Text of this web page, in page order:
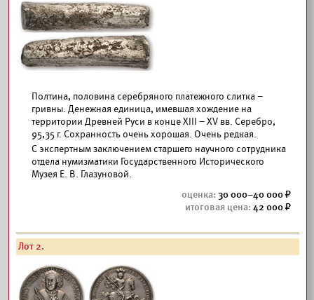
Полтина, половина серебряного платежного слитка –
гривны. Денежная единица, имевшая хождение на
территории Древней Руси в конце XIII – XV вв. Серебро,
95,35 г. Сохранность очень хорошая. Очень редкая.
С экспертным заключением старшего научного сотрудника
отдела нумизматики Государственного Исторического
Музея Е. В. Глазуновой.
30 000–40 000
42 000
Лот 2.